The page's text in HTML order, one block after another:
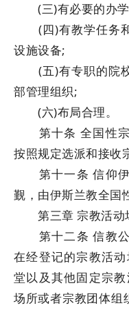
(三)有必要的办学
(四)有教学任务和
设施设备;
(五)有专职的院校
部管理组织;
(六)布局合理。
第十条 全国性宗
按照规定选派和接收
第十一条 信仰伊
觐，由伊斯兰教全国
第三章 宗教活动
第十二条 信教公
在经登记的宗教活
堂以及其他固定宗
场所或者宗教团体组